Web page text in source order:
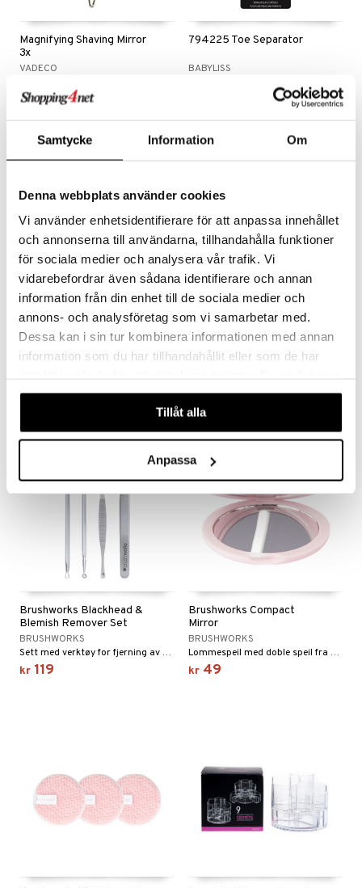
Samtycke Information Om
Denna webbplats använder cookies
Vi använder enhetsidentifierare för att anpassa innehållet
och annonserna till användarna, tillhandahålla funktioner
för sociala medier och analysera vår trafik. Vi
vidarebefordrar även sådana identifierare och annan
information från din enhet till de sociala medier och
annons- och analysföretag som vi samarbetar med.
Dessa kan i sin tur kombinera informationen med annan
information som du har tillhandahållit eller som de har
våra cookies vid fortsatt användande av vår webbplats.
Tillåt alla
Anpassa
Magnifying Shaving Mirror
3x
VADECO
kr 59
794225 Toe Separator
BABYLISS
Brushworks Luxury
Perfume Atomiser
BRUSHWORKS
Brushworks HD Jade Roller
BRUSHWORKS
Brushworks Blackhead &
Blemish Remover Set
BRUSHWORKS
Sett med verktøy for fjerning av hudormer fra Brushworks
kr 119
Brushworks Compact
Mirror
BRUSHWORKS
Lommespeil med doble speil fra Brushworks
kr 49